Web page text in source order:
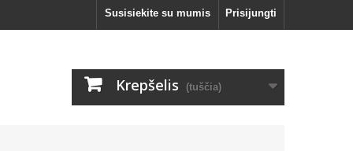
Prisijungti
Susisiekite su mumis
Krepšelis (tuščia)